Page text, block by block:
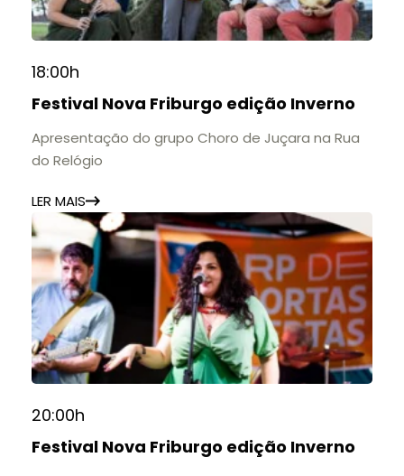
18:00h
Festival Nova Friburgo edição Inverno
Apresentação do grupo Choro de Juçara na Rua
do Relógio
LER MAIS
20:00h
Festival Nova Friburgo edição Inverno